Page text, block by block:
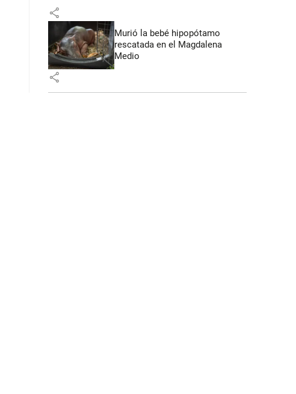
share
Murió la bebé hipopótamo
rescatada en el Magdalena
Medio
share